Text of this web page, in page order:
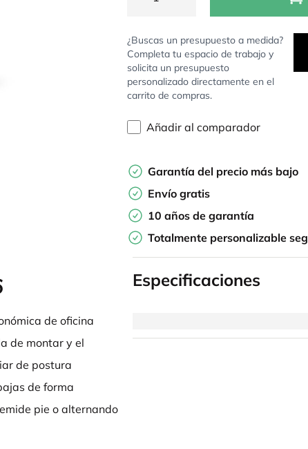
¿Buscas un presupuesto a medida?
Completa tu espacio de trabajo y
solicita un presupuesto
personalizado directamente en el
carrito de compras.
Añadir al comparador
Garantía del precio más bajo
Envío gratis
10 años de garantía
Totalmente personalizable
de oficina
de montar y el
de postura
de forma
pie o alternando
Especificaciones